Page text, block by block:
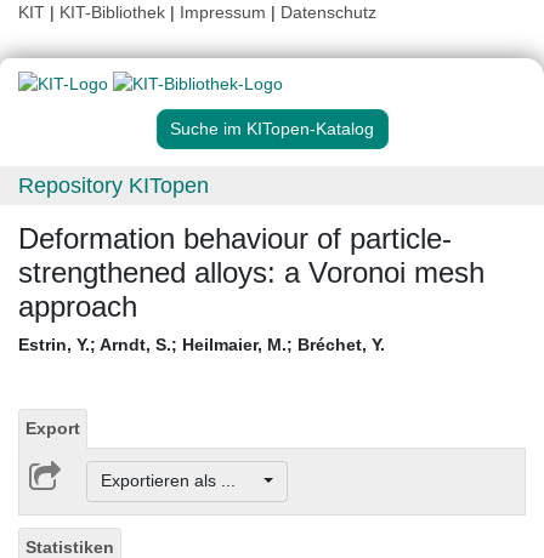
KIT | KIT-Bibliothek | Impressum | Datenschutz
Suche im KITopen-Katalog
Repository KITopen
Deformation behaviour of particle-
strengthened alloys: a Voronoi mesh
approach
Estrin, Y.; Arndt, S.; Heilmaier, M.; Bréchet, Y.
Export
Exportieren als ...
Statistiken